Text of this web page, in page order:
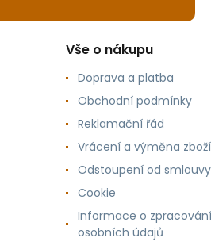
Vše o nákupu
Doprava a platba
Obchodní podmínky
Reklamační řád
Vrácení a výměna zboží
Odstoupení od smlouvy
Cookie
Informace o zpracování
osobních údajů